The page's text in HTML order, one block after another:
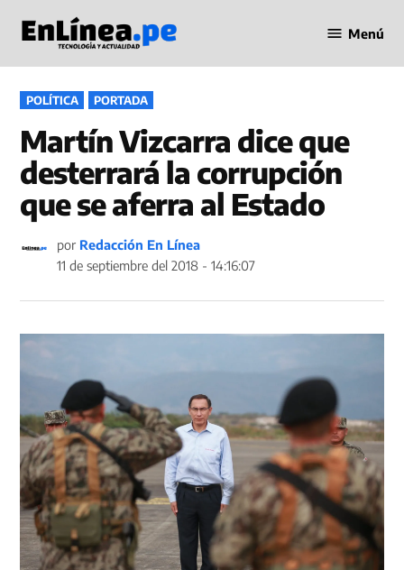
contenido
en Línea
Menú
PUBLICADO
EN
POLÍTICA PORTADA
Martín Vizcarra dice que
desterrará la corrupción
que se aferra al Estado
por Redacción En Línea
11 de septiembre del 2018 - 14:16:07